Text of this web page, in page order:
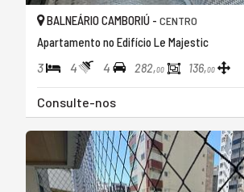
BALNEÁRIO CAMBORIÚ - CENTRO
Apartamento no Edifício Le Majestic
3 4 4 282,00 136,00
Consulte-nos